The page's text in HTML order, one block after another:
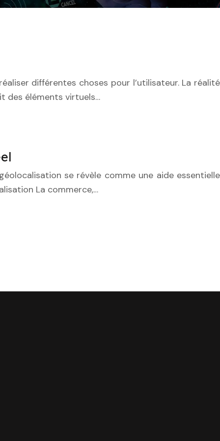
différentes choses pour l’utilisateur. La réalité
des éléments virtuels…
se révèle comme une aide essentielle
La commerce,…